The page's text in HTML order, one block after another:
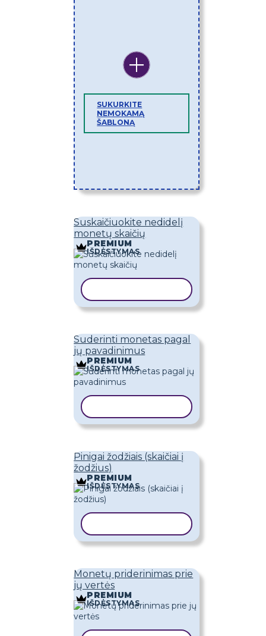
SUKURKITE
NEMOKAMĄ
ŠABLONĄ
Suskaičiuokite nedidelį
monetų skaičių
PREMIUM
IŠDĖSTYMAS
Suderinti monetas pagal
jų pavadinimus
PREMIUM
IŠDĖSTYMAS
Pinigai žodžiais (skaičiai į
žodžius)
PREMIUM
IŠDĖSTYMAS
Monetų priderinimas prie
jų vertės
PREMIUM
IŠDĖSTYMAS